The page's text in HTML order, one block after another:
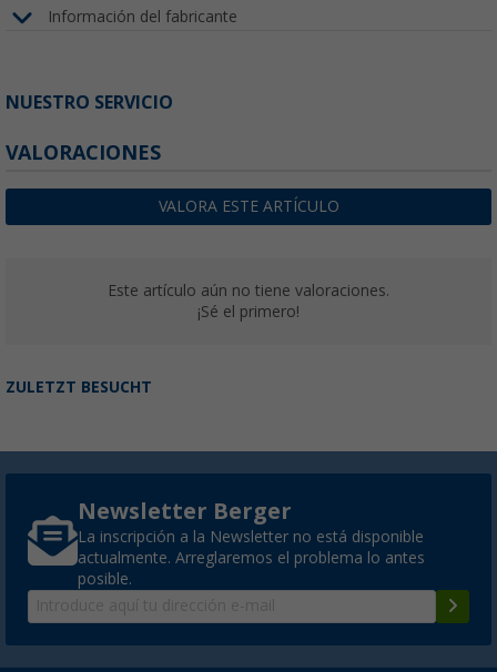
Información del fabricante
NUESTRO SERVICIO
VALORACIONES
VALORA ESTE ARTÍCULO
Este artículo aún no tiene valoraciones.
¡Sé el primero!
ZULETZT BESUCHT
Newsletter Berger
La inscripción a la Newsletter no está disponible
actualmente. Arreglaremos el problema lo antes
posible.